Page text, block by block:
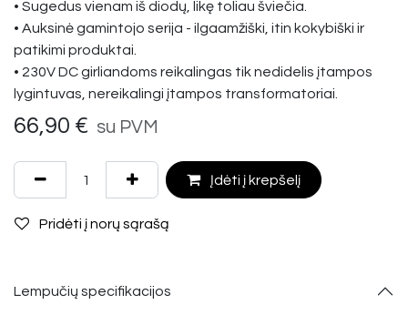
• Sugedus vienam iš diodų, likę toliau šviečia.
• Auksinė gamintojo serija - ilgaamžiški, itin kokybiški ir
patikimi produktai.
• 230V DC girliandoms reikalingas tik nedidelis įtampos
lygintuvas, nereikalingi įtampos transformatoriai.
66,90 € su PVM
Įdėti į krepšelį
Pridėti į norų sąrašą
Lempučių specifikacijos